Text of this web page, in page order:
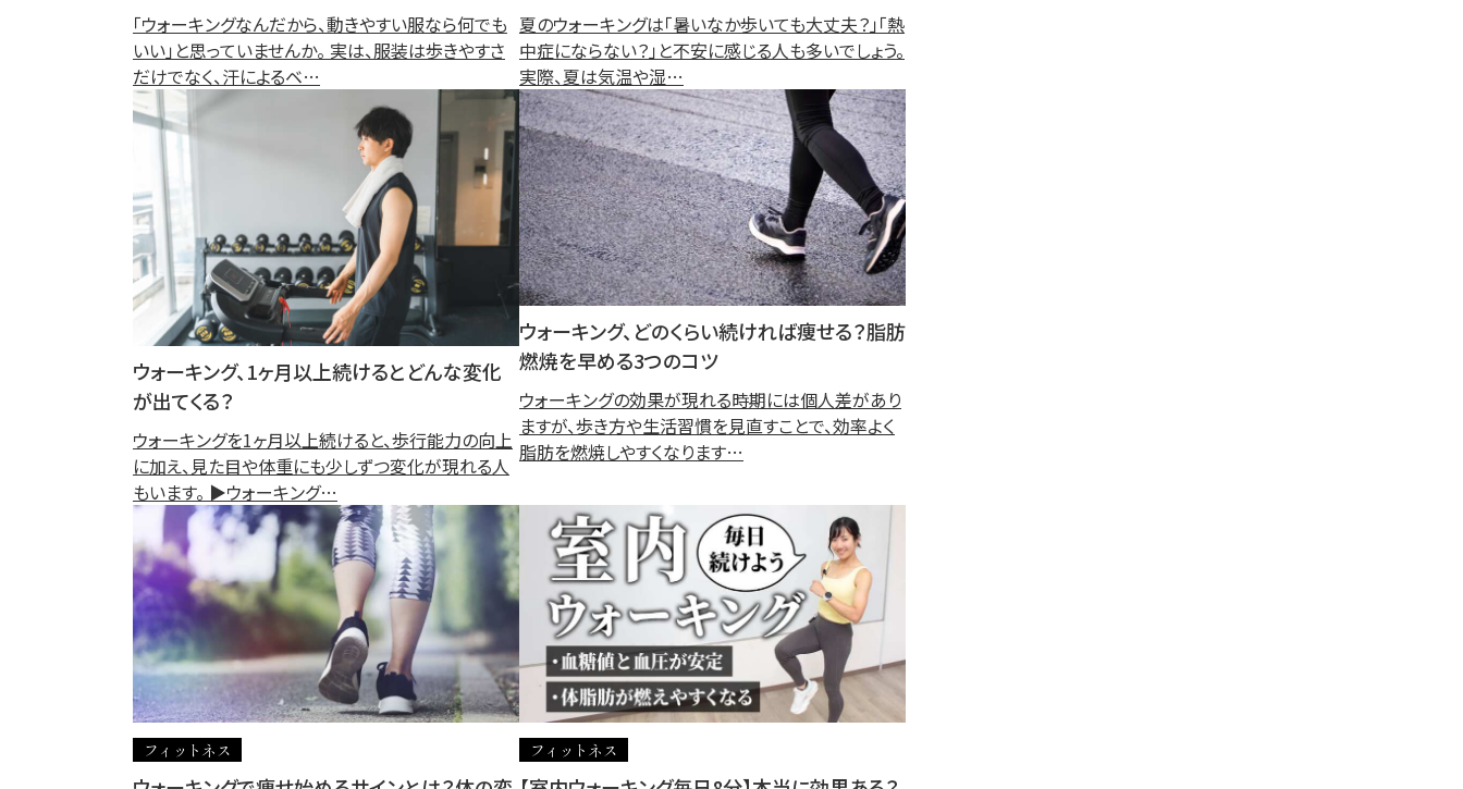
「ウォーキングなんだから、動きやすい服なら何でも
いい」と思っていませんか。 実は、服装は歩きやすさ
だけでなく、汗によるベ…
夏のウォーキングは「暑いなか歩いても大丈夫？」「熱
中症にならない？」と不安に感じる人も多いでしょう。
実際、夏は気温や湿…
ウォーキング、1ヶ月以上続けるとどんな変化
が出てくる？
ウォーキングを1ヶ月以上続けると、歩行能力の向上
に加え、見た目や体重にも少しずつ変化が現れる人
もいます。 ▶ウォーキング…
ウォーキング、どのくらい続ければ痩せる？脂肪
燃焼を早める3つのコツ
ウォーキングの効果が現れる時期には個人差があり
ますが、歩き方や生活習慣を見直すことで、効率よく
脂肪を燃焼しやすくなります…
フィットネス フィットネス